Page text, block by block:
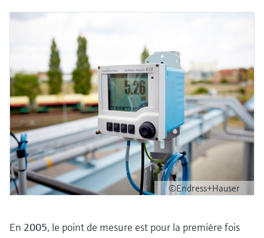
©Endress+Hauser
En 2005, le point de mesure est pour la première fois